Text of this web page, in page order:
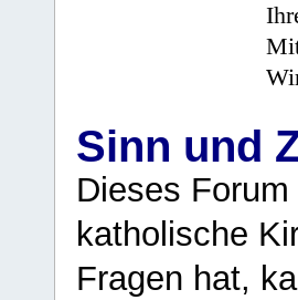
Sinn und
Dieses
katholische
Fragen hat,